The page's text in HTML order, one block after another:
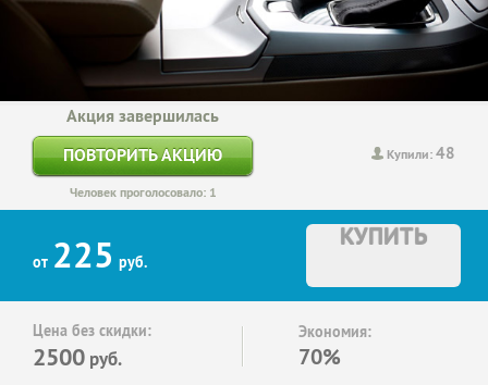
Купили:48
Акция завершилась
ПОВТОРИТЬ АКЦИЮ
Человек проголосовало: 1
от 225 руб.
КУПИТЬ
Цена без скидки:
2500 руб.
Экономия:
70%